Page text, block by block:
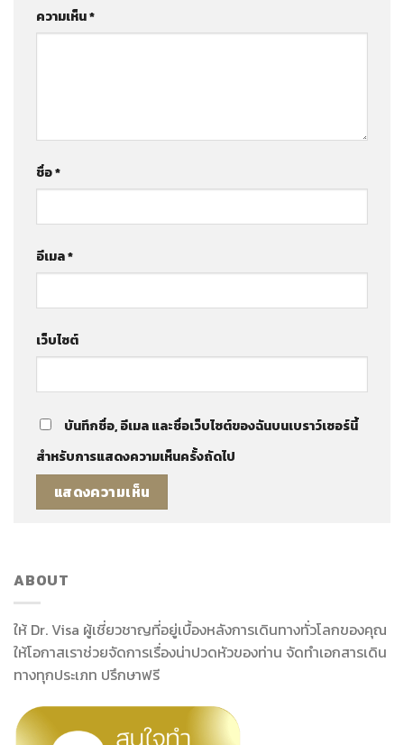
ความเห็น*
ชื่อ*
อีเมล*
เว็บไซต์
บันทึกชื่อ, อีเมล และชื่อเว็บไซต์ของฉันบนเบราว์เซอร์นี้
สำหรับการแสดงความเห็นครั้งถัดไป
ABOUT
ให้ Dr. Visa ผู้เชี่ยวชาญที่อยู่เบื้องหลังการเดินทางทั่วโลกของคุณ
ให้โอกาสเราช่วยจัดการเรื่องน่าปวดหัวของท่าน จัดทำเอกสารเดิน
ทางทุกประเภท ปรึกษาฟรี